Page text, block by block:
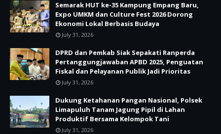
Semarak HUT ke-35 Kampung Empang Baru,
Expo UMKM dan Culture Fest 2026 Dorong
Ekonomi Lokal Berbasis Budaya
July 31, 2026
DPRD dan Pemkab Siak Sepakati Ranperda
Pertanggungjawaban APBD 2025, Penguatan
Fiskal dan Pelayanan Publik Jadi Prioritas
July 31, 2026
Dukung Ketahanan Pangan Nasional, Polsek
Limapuluh Tanam Jagung Pipil di Lahan
Produktif Bersama Kelompok Tani
July 31, 2026